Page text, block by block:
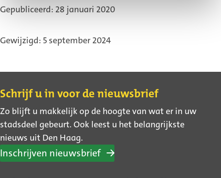
Gepubliceerd: 28 januari 2020
Gewijzigd: 5 september 2024
Contact
Schrijf u in voor de nieuwsbrief
Zo blijft u makkelijk op de hoogte van wat er in uw
stadsdeel gebeurt. Ook leest u het belangrijkste
nieuws uit Den Haag.
Inschrijven nieuwsbrief